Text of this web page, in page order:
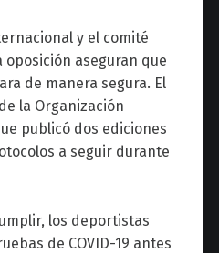
y el comité
oposición aseguran que
de manera segura. El
la Organización
publicó dos ediciones
a seguir durante
los deportistas
de COVID-19 antes